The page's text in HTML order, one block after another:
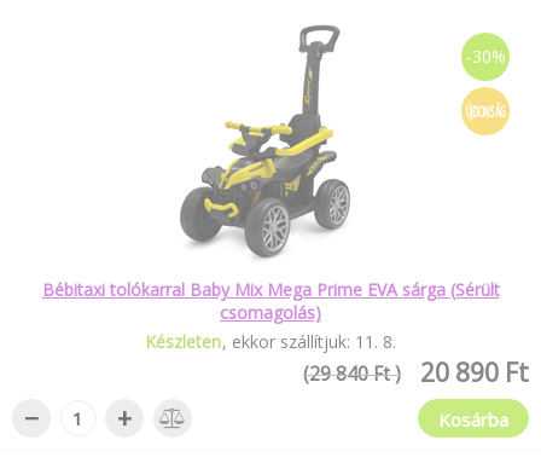
-30%
ÚJDONSÁG
Bébitaxi tolókarral Baby Mix Mega Prime EVA sárga (Sérült
csomagolás)
Készleten ekkor szállítjuk: 11 . 8.
20 890 Ft
(29 840 Ft )
− + Kosárba